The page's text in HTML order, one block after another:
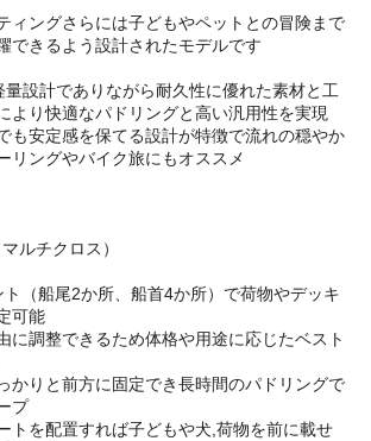
ィングさらには子どもやペットとの冒険まで
できるよう設計されたモデルです
設計でありながら耐久性に優れた素材と工
より快適なパドリングと高い汎用性を実現
も安定感を保てる設計が特徴で流れの穏やか
リングやバイク旅にもオススメ
ルチクロス）
（船尾2か所、船首4か所）で荷物やデッキ
可能
に調整できるため体格や用途に応じたベスト
かりと前方に固定でき長時間のパドリングで
プ
トを配置すれば子どもや犬,荷物を前に載せ